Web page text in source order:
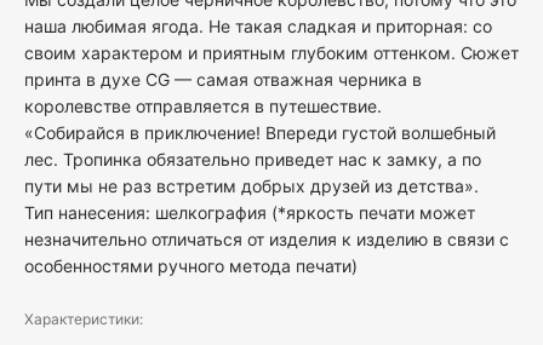
наша любимая ягода. Не такая сладкая и приторная: со
своим характером и приятным глубоким оттенком. Сюжет
принта в духе CG — самая отважная черника в
королевстве отправляется в путешествие.
«Собирайся в приключение! Впереди густой волшебный
лес. Тропинка обязательно приведет нас к замку, а по
пути мы не раз встретим добрых друзей из детства».
Тип нанесения: шелкография (*яркость печати может
незначительно отличаться от изделия к изделию в связи с
особенностями ручного метода печати)
Характеристики: